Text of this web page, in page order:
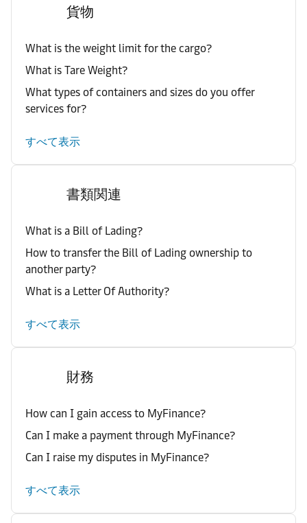
貨物
What is the weight limit for the cargo?
What is Tare Weight?
What types of containers and sizes do you offer
services for?
すべて表示
書類関連
What is a Bill of Lading?
How to transfer the Bill of Lading ownership to
another party?
What is a Letter Of Authority?
すべて表示
財務
How can I gain access to MyFinance?
Can I make a payment through MyFinance?
Can I raise my disputes in MyFinance?
すべて表示